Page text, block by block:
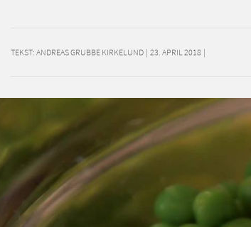
TEKST: ANDREAS GRUBBE KIRKELUND | 23. APRIL 2018 |